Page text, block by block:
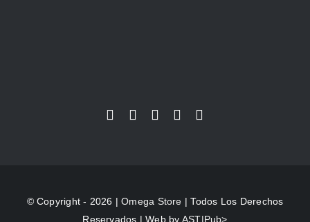
© Copyright - 2026 |Omega Store | Todos Los Derechos
Reservados | Web by AST|Pub>